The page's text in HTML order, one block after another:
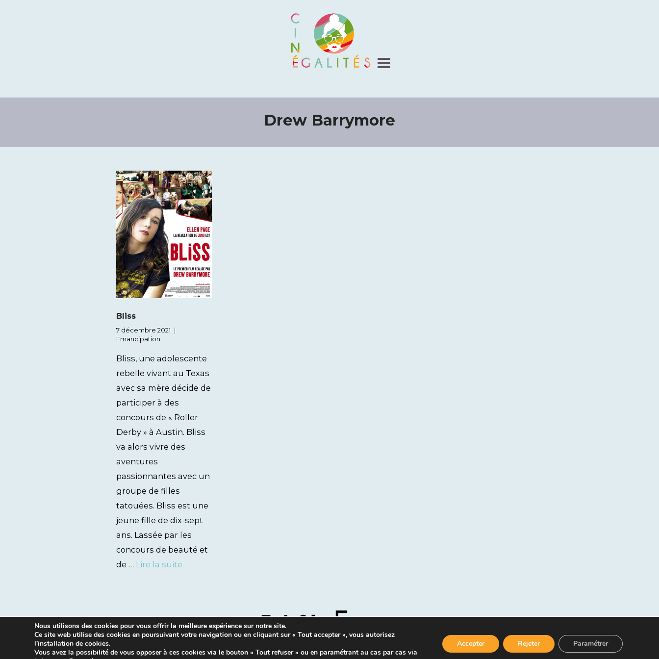
Drew Barrymore
Bliss
7 décembre 2021
Emancipation
Bliss, une adolescente
rebelle vivant au Texas
avec sa mère décide de
participer à des
concours de « Roller
Derby » à Austin. Bliss
va alors vivre des
aventures
passionnantes avec un
groupe de filles
tatouées. Bliss est une
jeune fille de dix-sept
ans. Lassée par les
concours de beauté et
de … Lire la suite
Mentions légales | Contacts
Nous utilisons des cookies pour vous offrir la meilleure expérience sur notre site.
Ce site web utilise des cookies en poursuivant votre navigation ou en cliquant sur « Tout accepter », vous autorisez
l’installation de cookies.
Vous avez la possibilité de vous opposer à ces cookies via le bouton « Tout refuser » ou en paramétrant au cas par cas via
Accepter Rejeter Paramétrer